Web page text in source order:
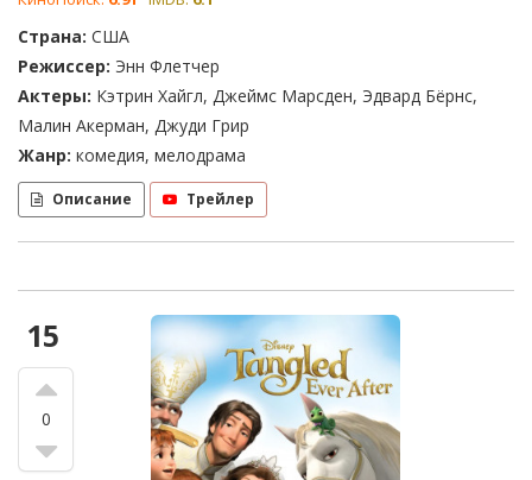
Страна: США
Режиссер: Энн Флетчер
Актеры: Кэтрин Хайгл, Джеймс Марсден, Эдвард Бёрнс,
Малин Акерман, Джуди Грир
Жанр: комедия, мелодрама
Описание Трейлер
15
0